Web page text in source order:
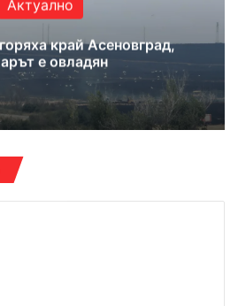
Актуално
край Асеновград,
е овладян